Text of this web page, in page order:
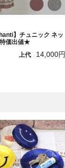
】チュニック ネッ
価出値★
上代
14,000円